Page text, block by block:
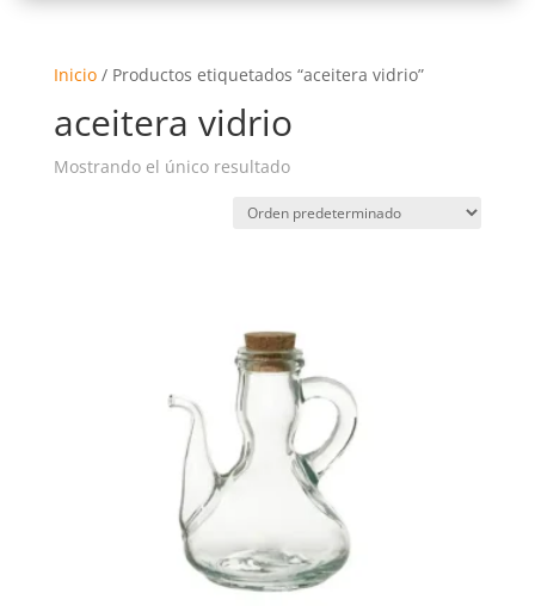
Inicio/ Productos etiquetados “aceitera vidrio”
aceitera vidrio
Mostrando el único resultado